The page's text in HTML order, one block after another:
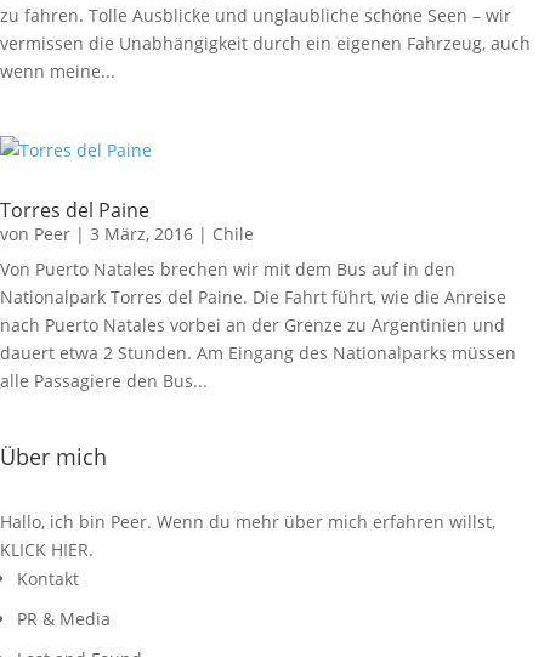
zu fahren. Tolle Ausblicke und unglaubliche schöne Seen – wir
vermissen die Unabhängigkeit durch ein eigenen Fahrzeug, auch
wenn meine...
Torres del Paine
von Peer | 3 März, 2016 | Chile
Von Puerto Natales brechen wir mit dem Bus auf in den
Nationalpark Torres del Paine. Die Fahrt führt, wie die Anreise
nach Puerto Natales vorbei an der Grenze zu Argentinien und
dauert etwa 2 Stunden. Am Eingang des Nationalparks müssen
alle Passagiere den Bus...
Über mich
Hallo, ich bin Peer. Wenn du mehr über mich erfahren willst,
KLICK HIER.
Kontakt
PR & Media